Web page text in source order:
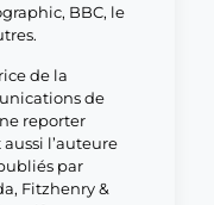
BBC, le
de la
de
reporter
l’auteure
par
Fitzhenry &